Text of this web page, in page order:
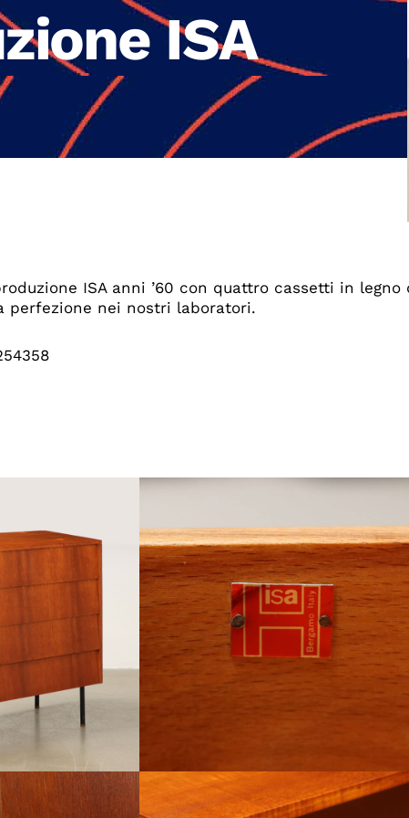
ISA
ISA anni ’60 con quattro cassetti in legno
perfezione nei nostri laboratori.